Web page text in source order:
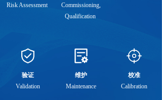
Risk Assessment
Commissioning,
Qualification
验证
Validation
维护
Maintenance
校准
Calibration